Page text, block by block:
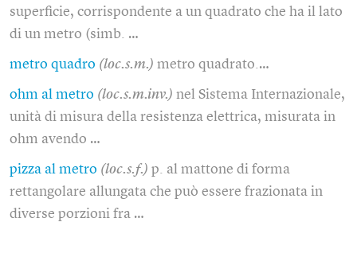
superficie, corrispondente a un quadrato che ha il lato
di un metro (simb. …
metro quadro (loc.s.m.) metro quadrato.…
ohm al metro (loc.s.m.inv.) nel Sistema Internazionale,
unità di misura della resistenza elettrica, misurata in
ohm avendo …
pizza al metro (loc.s.f.) p. al mattone di forma
rettangolare allungata che può essere frazionata in
diverse porzioni fra …